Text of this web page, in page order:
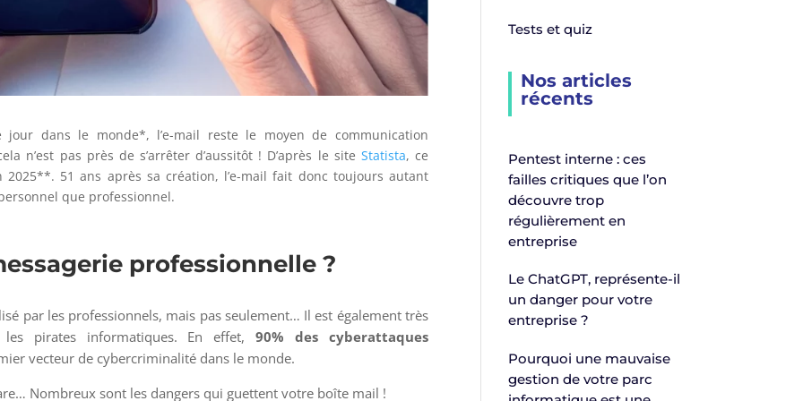
jour dans le monde*, l’e-mail reste le moyen de communication
n’est pas près de s’arrêter d’aussitôt ! D’après le site Statista, ce
51 ans après sa création, l’e-mail fait donc toujours autant
que professionnel.
professionnelle ?
par les professionnels, mais pas seulement… Il est également très
pirates informatiques. En effet,90% des cyberattaques
vecteur de cybercriminalité dans le monde.
Nombreux sont les dangers qui guettent votre boîte mail !
Tests et quiz
Nos articles
récents
Pentest interne : ces
failles critiques que l’on
découvre trop
régulièrement en
entreprise
Le ChatGPT, représente-il
un danger pour votre
entreprise ?
Pourquoi une mauvaise
gestion de votre parc